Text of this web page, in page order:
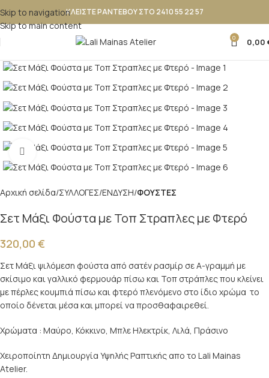
Skip to navigation
Skip to main content
ΚΛΕΙΣΤΕ ΡΑΝΤΕΒΟΥ ΣΤΟ 2410 55 22 57
0 0,00
Κλικ για μεγέθυνση
Αρχική σελίδα ΣΥΛΛΟΓΕΣ ΕΝΔΥΣΗ ΦΟΥΣΤΕΣ
Σετ Μάξι Φούστα με Τοπ Στραπλες με Φτερό
320,00 €
Σετ Μάξι ψιλόμεση φούστα από σατέν ρασμίρ σε Α-γραμμή με
σκίσιμο και γαλλικό φερμουάρ πίσω και Τοπ στράπλες που κλείνει
με πέρλες κουμπιά πίσω και φτερό πλενόμενο στο ίδιο χρώμα το
οποίο δένεται μέσα και μπορεί να προσθαφαιρεθεί.
Χρώματα : Μαύρο, Κόκκινο, Μπλε Ηλεκτρίκ, Λιλά, Πράσινο
Χειροποίητη Δημιουργία Υψηλής Ραπτικής απο το Lali Mainas
Atelier.